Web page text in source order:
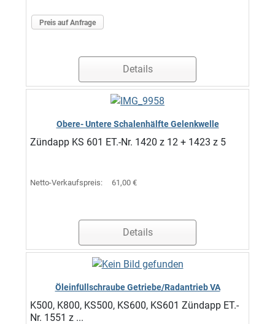
Preis auf Anfrage
Details
Obere- Untere Schalenhälfte Gelenkwelle
Zündapp KS 601 ET.-Nr. 1420 z 12 + 1423 z 5
Netto-Verkaufspreis: 61,00 €
Details
Öleinfüllschraube Getriebe/Radantrieb VA
K500, K800, KS500, KS600, KS601 Zündapp ET.-
Nr. 1551 z ...